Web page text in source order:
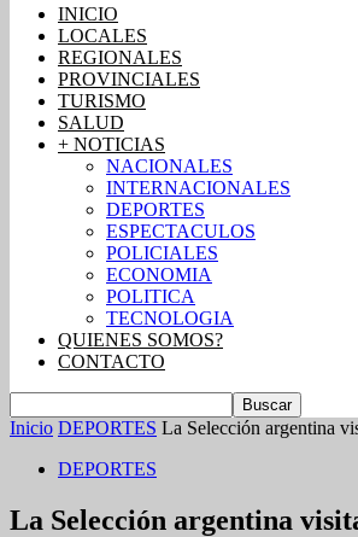
INICIO
LOCALES
REGIONALES
PROVINCIALES
TURISMO
SALUD
+ NOTICIAS
NACIONALES
INTERNACIONALES
DEPORTES
ESPECTACULOS
POLICIALES
ECONOMIA
POLITICA
TECNOLOGIA
QUIENES SOMOS?
CONTACTO
Inicio DEPORTES La Selección argentina
DEPORTES
La Selección argentina